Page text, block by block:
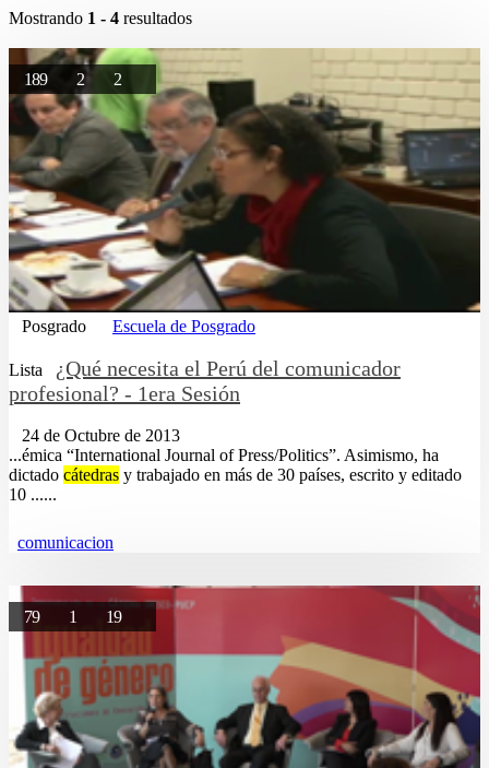
Mostrando 1 - 4 resultados
189 2 2
Posgrado Escuela de Posgrado
Lista
¿Qué necesita el Perú del comunicador
profesional? - 1era Sesión
24 de Octubre de 2013
...émica “International Journal of Press/Politics”. Asimismo, ha
dictado cátedras y trabajado en más de 30 países, escrito y editado
10 ......
comunicacion
79 1 19